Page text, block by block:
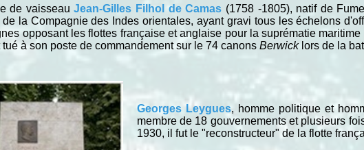
de vaisseauJean-Gilles Filhol de Camas (1758 -1805), natif de
de la Compagnie des Indes orientales, ayant gravi tous les échelons
opposant les flottes française et anglaise pour la suprématie
tué à son poste de commandement sur le 74 canons Berwicklors de la
Georges Leygues, homme politique et
membre de 18 gouvernements et plusieurs
1930, il fut le "reconstructeur" de la flotte